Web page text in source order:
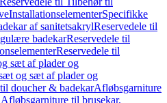
InstallationselementerSpecifikke
af sanitetsakrylReservedele til
badekarReservedele til
Reservedele til
sæt af plader og
og sæt af plader og
doucher & badekarAfløbsgarniture
til brusekar,